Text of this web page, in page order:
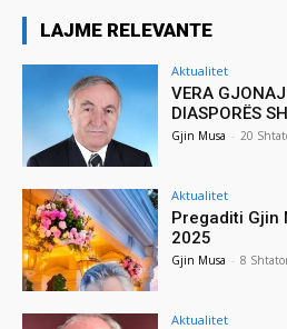
LAJME RELEVANTE
Aktualitet
VERA
DIASPORËS
Gjin Musa - 20
Aktualitet
Pregaditi Gjin
2025
Gjin Musa - 8
Aktualitet